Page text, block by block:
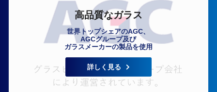
高品質なガラス
世界トップシェアのAGC、
AGCグループ及び
ガラスメーカーの製品を使用
詳しく見る